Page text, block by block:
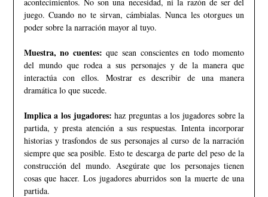
juego. Cuando no te sirvan, cámbialas. Nunca les otorgues un
poder sobre la narración mayor al tuyo.
Muestra, no cuentes: que sean conscientes en todo momento
del mundo que rodea a sus personajes y de la manera que
interactúa con ellos. Mostrar es describir de una manera
dramática lo que sucede.
Implica a los jugadores: haz preguntas a los jugadores sobre la
partida, y presta atención a sus respuestas. Intenta incorporar
historias y trasfondos de sus personajes al curso de la narración
siempre que sea posible. Esto te descarga de parte del peso de la
construcción del mundo. Asegúrate que los personajes tienen
cosas que hacer. Los jugadores aburridos son la muerte de una
partida.